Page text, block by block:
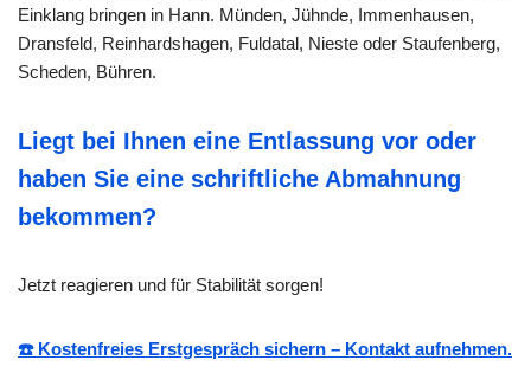
Einklang bringen in Hann. Münden, Jühnde, Immenhausen,
Dransfeld, Reinhardshagen, Fuldatal, Nieste oder Staufenberg,
Scheden, Bühren.
Liegt bei Ihnen eine Entlassung vor oder
haben Sie eine schriftliche Abmahnung
bekommen?
Jetzt reagieren und für Stabilität sorgen!
☎️ Kostenfreies Erstgespräch sichern – Kontakt aufnehmen.